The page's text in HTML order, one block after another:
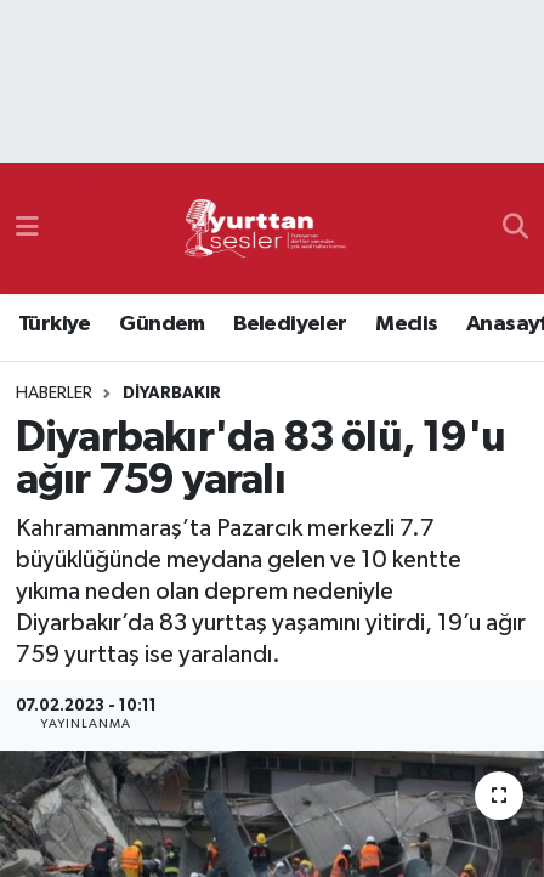
Türkiye Gündem Belediyeler Meclis
HABERLER DIYARBAKIR
Diyarbakır'da 83 ölü, 19'u
ağır 759 yaralı
Kahramanmaraş’ta Pazarcık merkezli 7.7
büyüklüğünde meydana gelen ve 10 kentte
yıkıma neden olan deprem nedeniyle
Diyarbakır’da 83 yurttaş yaşamını yitirdi, 19’u ağır
759 yurttaş ise yaralandı.
07.02.2023 - 10:11
YAYINLANMA
Namaz Vakitleri
Süper Lig Puan Durumu ve Fikstür
Tüm Manşetler
Son Dakika Haberleri
Haber Arşivi